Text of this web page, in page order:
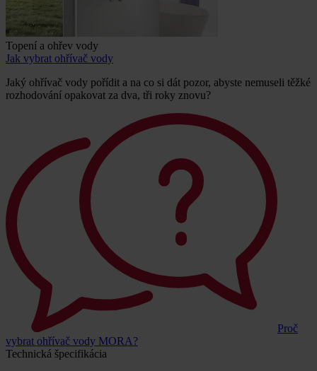
Topení a ohřev vody
Jak vybrat ohřívač vody
Jaký ohřívač vody pořídit a na co si dát pozor, abyste nemuseli těžké
rozhodování opakovat za dva, tři roky znovu?
Proč
vybrat ohřívač vody MORA?
Technická špecifikácia